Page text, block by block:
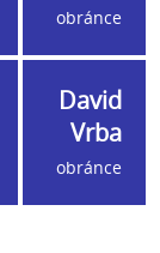
obránce
David
Vrba
obránce